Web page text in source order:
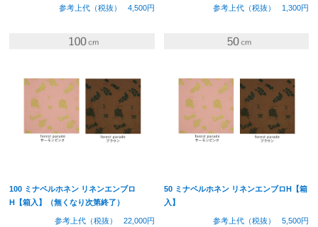
参考上代（税抜） 4,500円 参考上代（税抜） 1,300円
100 ミナペルホネン リネンエンブロ
H【箱入】（無くなり次第終了）
参考上代（税抜） 22,000円
50 ミナペルホネン リネンエンブロH【箱
入】
参考上代（税抜） 5,500円